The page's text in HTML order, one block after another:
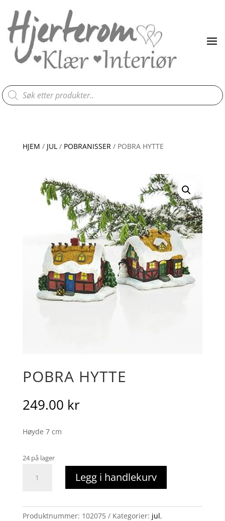
Products
search
HJEM / JUL/ POBRANISSER/ POBRA HYTTE
POBRA HYTTE
249.00 kr
Høyde 7 cm
24 på lager
hytte
Legg i handlekurv
Produktnummer: 102075 Kategorier: jul,